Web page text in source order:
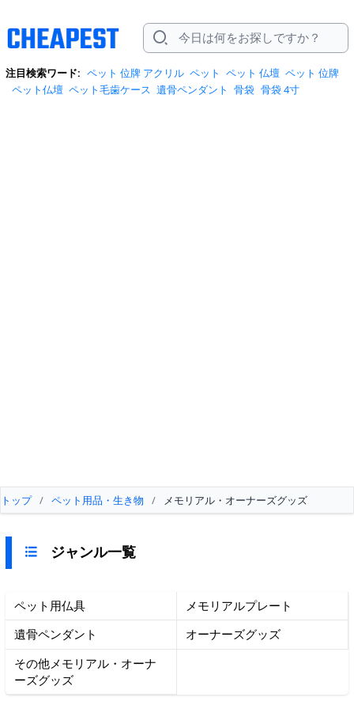
注目検索ワード: ペット 位牌 アクリル ペット ペット 仏壇 ペット 位牌
ペット仏壇 ペット毛歯ケース 遺骨ペンダント 骨袋 骨袋 4寸
トップ / ペット用品・生き物 / メモリアル・オーナーズグッズ
ジャンル一覧
ペット用仏具
メモリアルプレート
遺骨ペンダント
オーナーズグッズ
その他メモリアル・オーナ
ーズグッズ